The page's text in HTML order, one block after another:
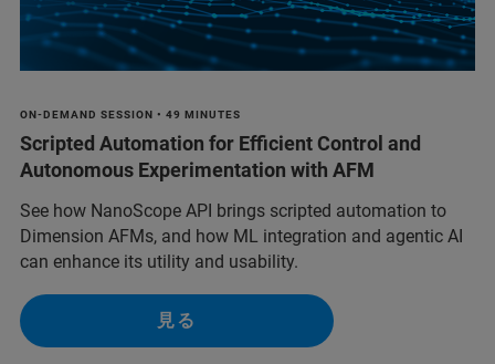
ON-DEMAND SESSION • 49 MINUTES
Scripted Automation for Efficient Control and
Autonomous Experimentation with AFM
See how NanoScope API brings scripted automation to
Dimension AFMs, and how ML integration and agentic AI
can enhance its utility and usability.
見る